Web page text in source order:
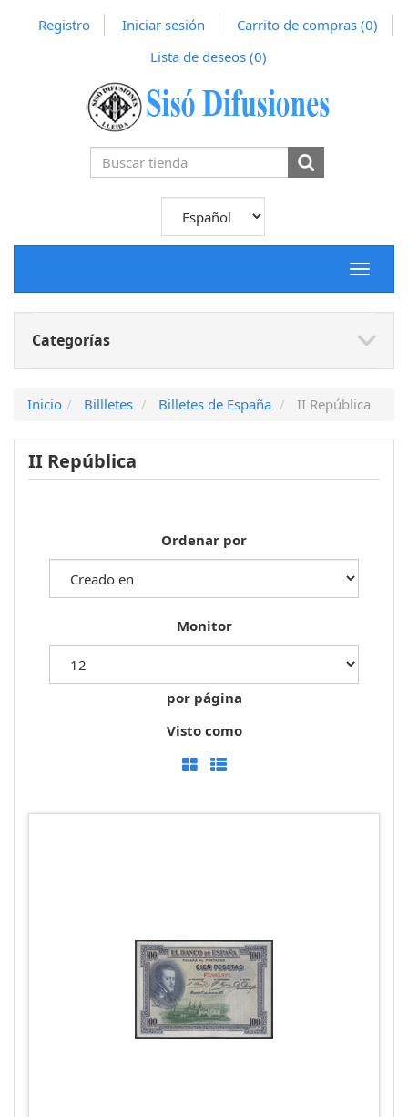
Registro Iniciar sesión Carrito de compras (0)
Lista de deseos (0)
Toggle
Categorías
Inicio Billletes Billetes de España II República
II República
Ordenar por
Monitor
por página
Visto como